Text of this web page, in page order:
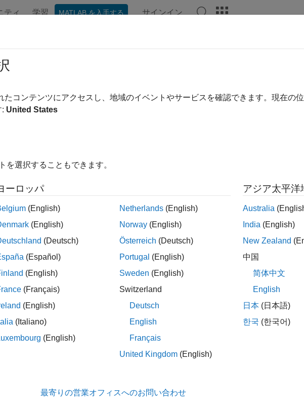
ティ 学習 MATLAB を入手する サインイン
機シミュレーション モデル
System object™ は、全地球測位システム (GPS) 受信機から出力されたデータ
は位置ノイズを 1 次ガウス マルコフ過程としてモデル化します。この過程では、
プロパティで指定
プロパティで指定されたシグマ値を使用して、速度ノイズをガウス
信機をモデル化するには、次のようにします。
オブジェクトを作成して、そのプロパティを設定します。
数と同様に、引数を指定してオブジェクトを呼び出します。
object の機能の詳細については、 System object とは を参照してください。
___,Name=Value)
たコンテンツにアクセスし、地域のイベントやサービスを確認できます。現在の
: United States
を選択することもできます。
ーロッパ
(English)
(English)
(Deutsch)
(Español)
(English)
(Français)
(English)
(Italiano)
(English)
Netherlands (English)
Norway (English)
Österreich (Deutsch)
Portugal (English)
Sweden (English)
Switzerland
Deutsch
English
Français
United Kingdom (English)
アジア太平洋
Australia
India (English)
New Zealand
中国
简体中文
English
日本 (日本語)
한국 (한국어)
最寄りの営業オフィスへのお問い合わせ